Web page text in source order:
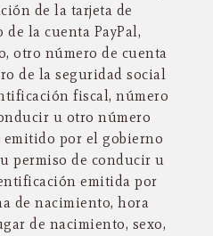
de la tarjeta de
la cuenta PayPal,
otro número de cuenta
de la seguridad social
fiscal, número
u otro número
por el gobierno
permiso de conducir u
emitida por
de nacimiento, hora
de nacimiento, sexo,